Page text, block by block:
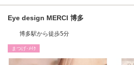
Eye design MERCI 博多
博多駅から徒歩5分
まつげ･ﾒｲｸ